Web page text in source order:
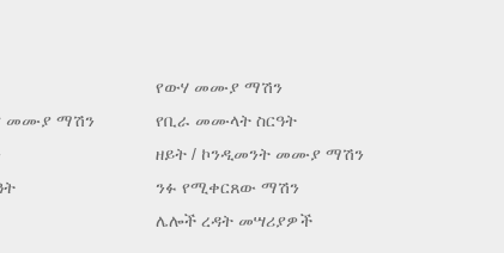
የውሃ መሙያ ማሽን
መሙያ ማሽን
የቢራ መሙላት ስርዓት
ዘይት / ኮንዲመንት መሙያ ማሽን
ንፉ የሚቀርጸው ማሽን
ሌሎች ረዳት መሣሪያዎች